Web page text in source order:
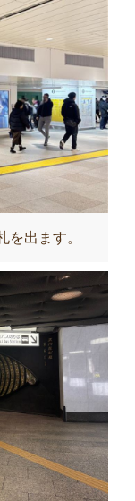
を出ます。